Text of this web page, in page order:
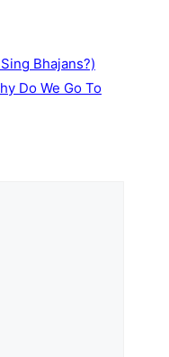
Sing Bhajans?)
Do We Go To